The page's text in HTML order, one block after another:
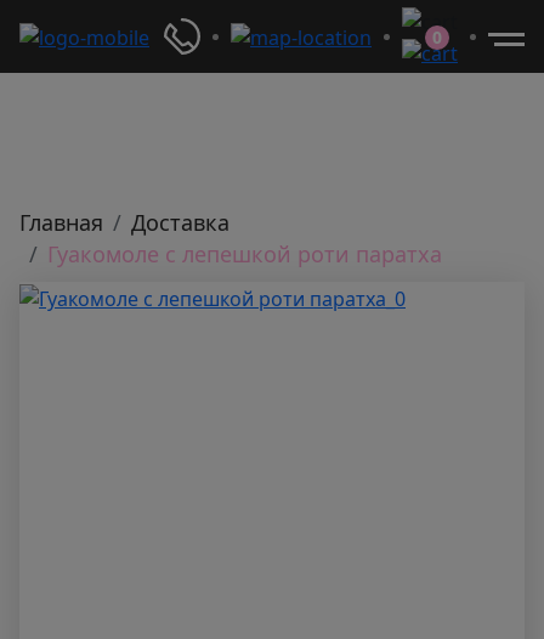
0
Главная
Доставка
Гуакомоле с лепешкой роти паратха